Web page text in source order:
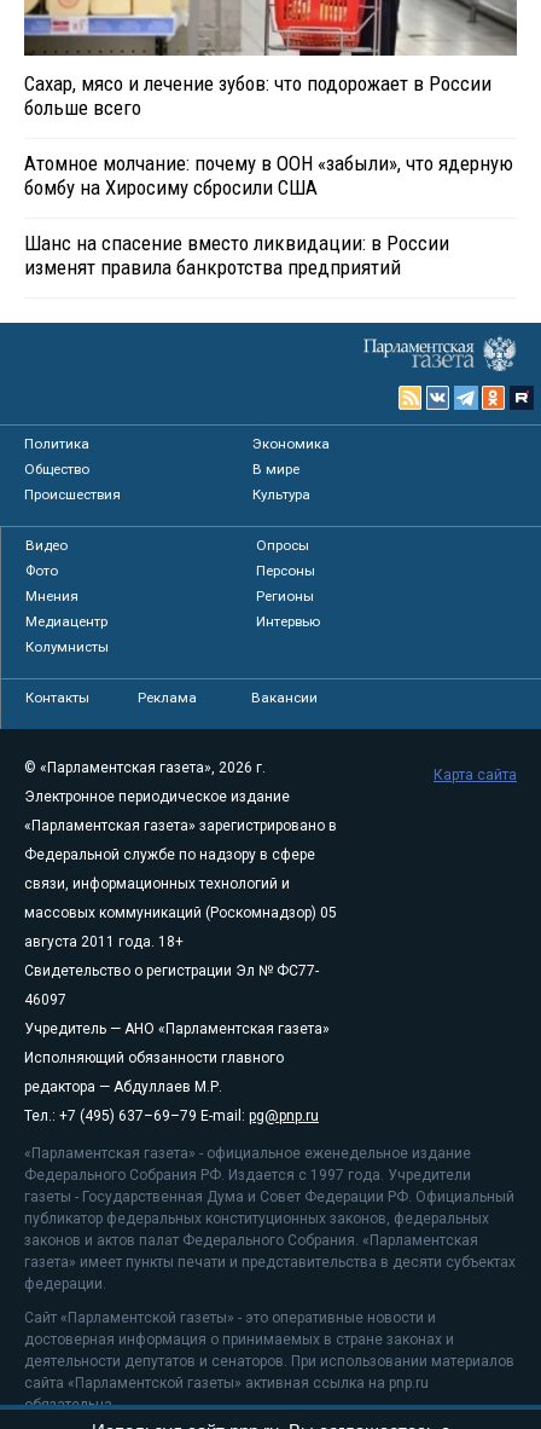
Сахар, мясо и лечение зубов: что подорожает в России
больше всего
Атомное молчание: почему в ООН «забыли», что ядерную
бомбу на Хиросиму сбросили США
Шанс на спасение вместо ликвидации: в России
изменят правила банкротства предприятий
Политика
Экономика
Общество
В мире
Происшествия
Культура
Видео
Опросы
Фото
Персоны
Мнения
Регионы
Медиацентр
Интервью
Колумнисты
Контакты Реклама Вакансии
© «Парламентская газета», 2026 г.
Электронное периодическое издание
«Парламентская газета» зарегистрировано в
Федеральной службе по надзору в сфере
связи, информационных технологий и
массовых коммуникаций (Роскомнадзор) 05
августа 2011 года. 18+
Свидетельство о регистрации Эл № ФС77-
46097
Учредитель — АНО «Парламентская газета»
Исполняющий обязанности главного
редактора — Абдуллаев М.Р.
Тел.: +7 (495) 637–69–79 E-mail: pg@pnp.ru
«Парламентская газета» - официальное еженедельное издание
Федерального Собрания РФ. Издается с 1997 года. Учредители
газеты - Государственная Дума и Совет Федерации РФ. Официальный
публикатор федеральных конституционных законов, федеральных
законов и актов палат Федерального Собрания. «Парламентская
газета» имеет пункты печати и представительства в десяти субъектах
федерации.
Сайт «Парламентской газеты» - это оперативные новости и
достоверная информация о принимаемых в стране законах и
деятельности депутатов и сенаторов. При использовании материалов
сайта «Парламентской газеты» активная ссылка на pnp.ru
обязательна.
Карта сайта